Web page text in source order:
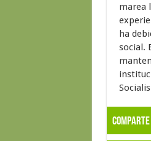
marea
ha
social.
Comparte